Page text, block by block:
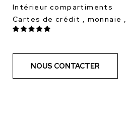
Intérieur compartiments
Cartes de crédit , monnaie ,
NOUS CONTACTER